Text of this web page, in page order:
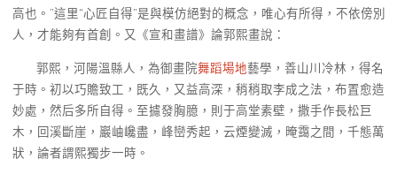
高也。”這里“心匠自得”是與模仿絕對的概念，唯心有所得，不依傍別
人，才能夠有首創。又《宣和畫譜》論郭熙畫說：
郭熙，河陽溫縣人，為御畫院舞蹈場地藝學，善山川冷林，得名
于時。初以巧贍致工，既久，又益高深，稍稍取李成之法，布置愈造
妙處，然后多所自得。至攄發胸臆，則于高堂素壁，撒手作長松巨
木，回溪斷崖，巖岫巉盡，峰巒秀起，云煙變滅，晻靄之間，千態萬
狀，論者謂熙獨步一時。